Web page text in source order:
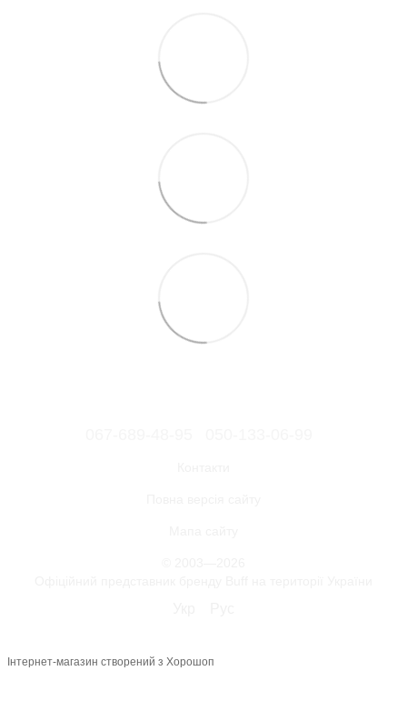
Інтернет-магазин створений з Хорошоп